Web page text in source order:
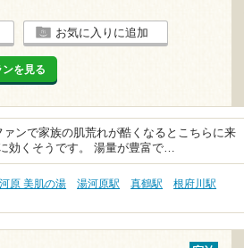
お気に入りに追加
を見る
ンで家族の肌荒れが酷くなるとこちらに来
効くそうです。 湯量が豊富で…
原 美肌の湯 湯河原駅 真鶴駅
根府川駅